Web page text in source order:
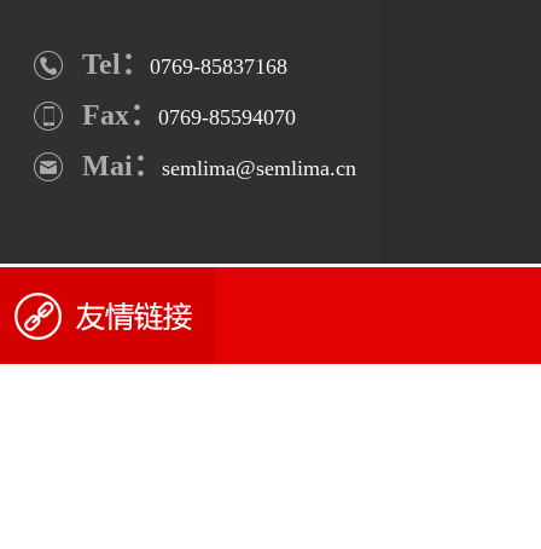
Tel： 0769-85837168
Fax： 0769-85594070
Mai： semlima@semlima.cn